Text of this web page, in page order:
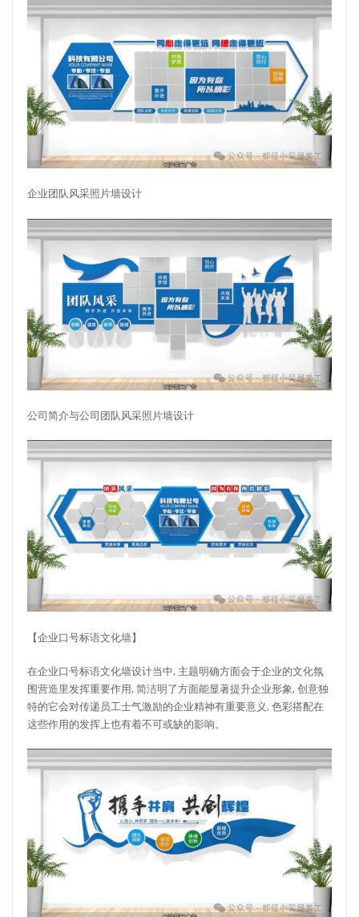
企业团队风采照片墙设计
公司简介与公司团队风采照片墙设计
【企业口号标语文化墙】
在企业口号标语文化墙设计当中, 主题明确方面会于企业的文化氛
围营造里发挥重要作用, 简洁明了方面能显著提升企业形象, 创意独
特的它会对传递员工士气激励的企业精神有重要意义, 色彩搭配在
这些作用的发挥上也有着不可或缺的影响。